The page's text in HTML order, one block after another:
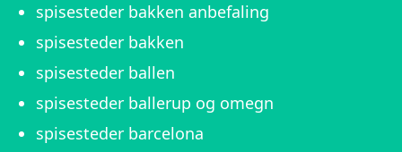
spisesteder bakken anbefaling
spisesteder bakken
spisesteder ballen
spisesteder ballerup og omegn
spisesteder barcelona